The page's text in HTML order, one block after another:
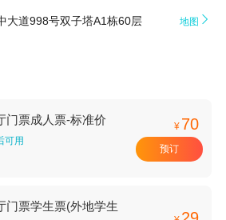
大道998号双子塔A1栋60层 地图 
门票成人票-标准价
可用
¥ 70
预订
门票学生票(外地学生